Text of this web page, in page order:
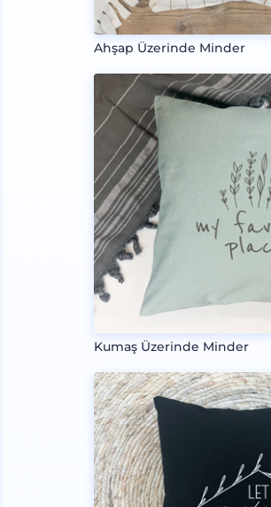
Ahşap Üzerinde Minder
Kumaş Üzerinde Minder